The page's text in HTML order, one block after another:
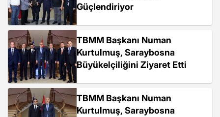
Güçlendiriyor
TBMM Başkanı Numan
Kurtulmuş, Saraybosna
Büyükelçiliğini Ziyaret Etti
TBMM Başkanı Numan
Kurtulmuş, Saraybosna